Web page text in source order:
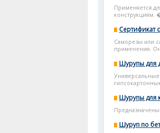
Применяется
конструкциям.
Сертификат
Саморезы или
применения.
Шурупы для
Универсальные
Шурупы для
Шуруп по